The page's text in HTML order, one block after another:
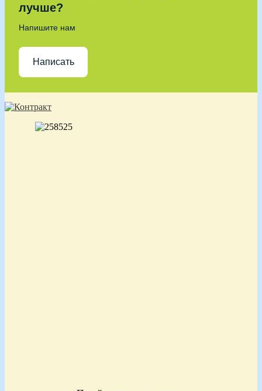
лучше?
Напишите нам
Написать